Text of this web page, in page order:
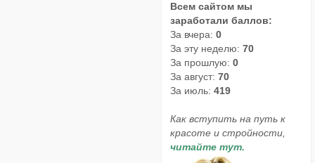
Всем сайтом мы
заработали баллов:
За вчера: 0
За эту неделю: 70
За прошлую: 0
За август: 70
За июль: 419
Как вступить на путь к
красоте и стройности,
читайте тут.